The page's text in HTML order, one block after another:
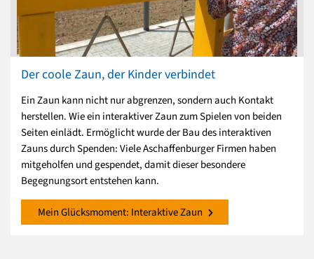
Der coole Zaun, der Kinder verbindet
Ein Zaun kann nicht nur abgrenzen, sondern auch Kontakt
herstellen. Wie ein interaktiver Zaun zum Spielen von beiden
Seiten einlädt. Ermöglicht wurde der Bau des interaktiven
Zauns durch Spenden: Viele Aschaffenburger Firmen haben
mitgeholfen und gespendet, damit dieser besondere
Begegnungsort entstehen kann.
Mein Glücksmoment: Interaktive Zaun